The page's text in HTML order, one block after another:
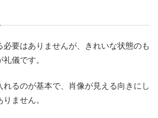
必要はありませんが、きれいな状態のも
儀です。
れるのが基本で、肖像が見える向きにし
ません。